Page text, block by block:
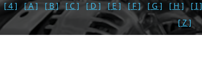
[ 4 ] [ A ] [ B ] [ C ] [ D ] [ E ] [ F ] [ G ] [ H ] [ I ]
[ Z ]